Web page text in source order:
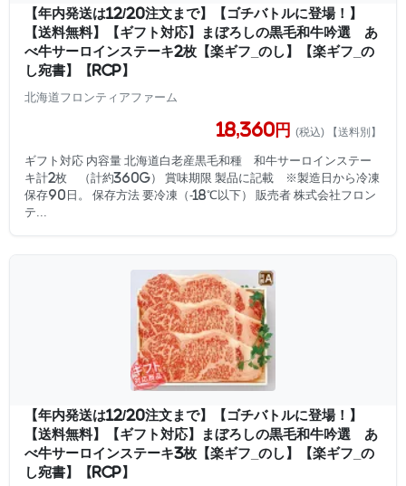
【年内発送は12/20注文まで】【ゴチバトルに登場！】
【送料無料】【ギフト対応】まぼろしの黒毛和牛吟選 あ
べ牛サーロインステーキ2枚【楽ギフ_のし】【楽ギフ_の
し宛書】【RCP】
北海道フロンティアファーム
18,360円 (税込) 【送料別】
ギフト対応 内容量 北海道白老産黒毛和種 和牛サーロインステー
キ計2枚 （計約360g） 賞味期限 製品に記載 ※製造日から冷凍
保存90日。 保存方法 要冷凍（-18℃以下） 販売者 株式会社フロン
テ...
【年内発送は12/20注文まで】【ゴチバトルに登場！】
【送料無料】【ギフト対応】まぼろしの黒毛和牛吟選 あ
べ牛サーロインステーキ3枚【楽ギフ_のし】【楽ギフ_の
し宛書】【RCP】